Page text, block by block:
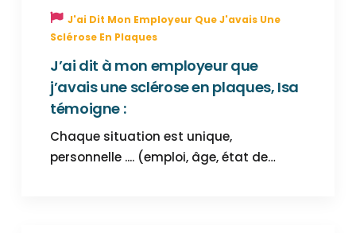
J'ai Dit Mon Employeur Que J'avais Une
Sclérose En Plaques
J’ai dit à mon employeur que
j’avais une sclérose en plaques, Isa
témoigne :
Chaque situation est unique,
personnelle .... (emploi, âge, état de…